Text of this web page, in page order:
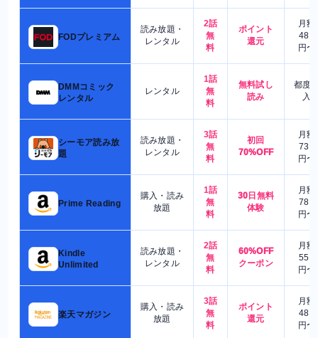
FODプレミアム
読み放題・
レンタル
2話
無
料
ポイント
還元
月額
480
円〜
DMMコミック
レンタル
レンタル
1話
無
料
無料試し
読み
都度
入
シーモア読み放
題
読み放題・
レンタル
3話
無
料
初回
70%OFF
月額
730
円〜
Prime Reading
購入・読み
放題
1話
無
料
30日無料
体験
月額
780
円〜
Kindle
Unlimited
読み放題・
レンタル
2話
無
料
60%OFF
クーポン
月額
550
円〜
楽天マガジン
購入・読み
放題
3話
無
料
ポイント
還元
月額
480
円〜